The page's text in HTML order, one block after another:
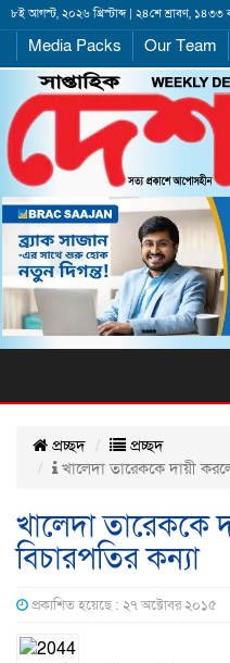
৮ই আগস্ট, ২০২৬ খ্রিস্টাব্দ | ২৪শে শ্রাবণ, ১৪৩৩
Media Packs Our Team
প্রচ্ছদ
প্রচ্ছদ
খালেদা তারেককে দায়ী
খালেদা তারেককে
বিচারপতির কন্যা
প্রকাশিত হয়েছে : ২৭ অক্টোবর ২০১৫